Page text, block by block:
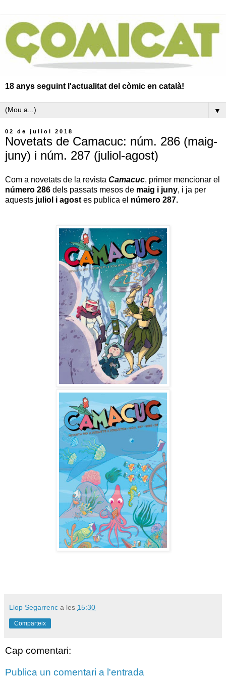
18 anys seguint l'actualitat del còmic en català!
▼
02 de juliol 2018
Novetats de Camacuc: núm. 286 (maig-
juny) i núm. 287 (juliol-agost)
Com a novetats de la revista Camacuc, primer mencionar el
número 286 dels passats mesos de maig i juny, i ja per
aquests juliol i agost es publica el número 287.
Llop Segarrenc a les 15:30
Comparteix
Cap comentari:
Publica un comentari a l'entrada